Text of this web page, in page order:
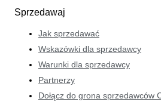
Sprzedawaj
Jak sprzedawać
Wskazówki dla sprzedawcy
Warunki dla sprzedawcy
Partnerzy
Dołącz do grona sprzedawców